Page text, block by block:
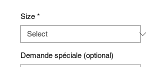
Size *
Demande spéciale (optional)